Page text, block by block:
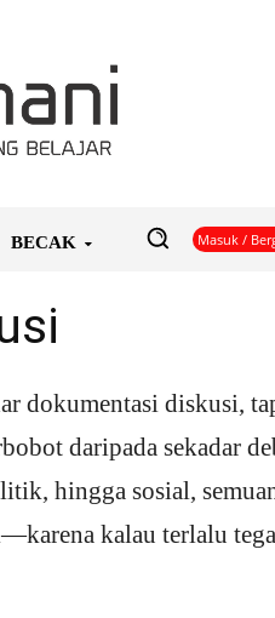
BECAK Masuk /
dokumentasi diskusi,
daripada sekadar
hingga sosial,
kalau terlalu